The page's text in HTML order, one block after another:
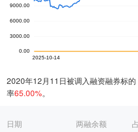
2020年12月11日被调入融资融券标
率65.00%。
日期 两融余额